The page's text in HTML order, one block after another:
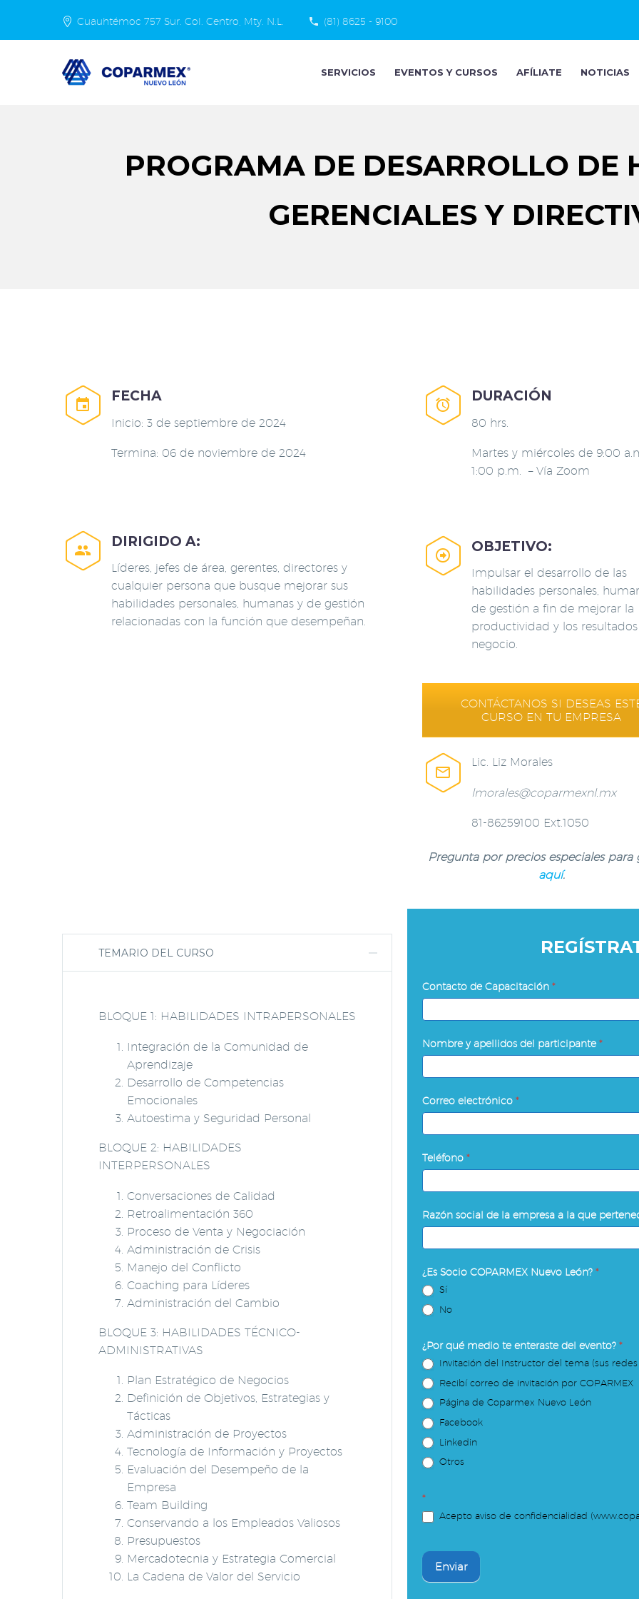
Cuauhtémoc 757 Sur. Col. Centro, Mty. N.L. (81) 8625 - 9100
SERVICIOS EVENTOS Y CURSOS AFÍLIATE NOTICIAS
PROGRAMA DE DESARROLLO DE
GERENCIALES Y


FECHA
Inicio: 3 de septiembre de 2024
Termina: 06 de noviembre de 2024


DIRIGIDO A:
Líderes, jefes de área, gerentes, directores y
cualquier persona que busque mejorar sus
habilidades personales, humanas y de gestión
relacionadas con la función que desempeñan.


DURACIÓN
80 hrs.
Martes y miércoles de 9:00
1:00 p.m. – Vía Zoom


OBJETIVO:
Impulsar el desarrollo de las
habilidades personales,
de gestión a fin de mejorar la
productividad y los resultados
negocio.
CONTÁCTANOS SI DESEAS
CURSO EN TU EMPRESA


Lic. Liz Morales
lmorales@coparmexnl.mx
81-86259100 Ext.1050
Pregunta por precios especiales para
aquí.
TEMARIO DEL CURSO
BLOQUE 1: HABILIDADES INTRAPERSONALES
Integración de la Comunidad de
Aprendizaje
Desarrollo de Competencias
Emocionales
Autoestima y Seguridad Personal
BLOQUE 2: HABILIDADES
INTERPERSONALES
Conversaciones de Calidad
Retroalimentación 360
Proceso de Venta y Negociación
Administración de Crisis
Manejo del Conflicto
Coaching para Líderes
Administración del Cambio
BLOQUE 3: HABILIDADES TÉCNICO-
ADMINISTRATIVAS
Plan Estratégico de Negocios
Definición de Objetivos, Estrategias y
Tácticas
Administración de Proyectos
Tecnología de Información y Proyectos
Evaluación del Desempeño de la
Empresa
Team Building
Conservando a los Empleados Valiosos
Presupuestos
Mercadotecnia y Estrategia Comercial
La Cadena de Valor del Servicio
Programa
de
Desarrollo
de
Habilidades
Gerenciales
y
Directivas
Contacto de Capacitación *
de
Nombre y apellidos del participante*
Correo electrónico *
Teléfono *
Razón social de la empresa a la que
¿Es Socio COPARMEX Nuevo León? *
Sí
No
¿Por qué medio te enteraste del evento? *
Invitación del Instructor del tema (sus
Recibí correo de invitación por COPARMEX
Página de Coparmex Nuevo León
Facebook
Linkedin
Otros
*
Acepto aviso de confidencialidad
Enviar